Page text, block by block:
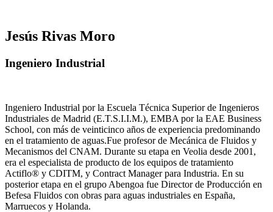
Jesús Rivas Moro
Ingeniero Industrial
Ingeniero Industrial por la Escuela Técnica Superior de Ingenieros
Industriales de Madrid (E.T.S.I.I.M.), EMBA por la EAE Business
School, con más de veinticinco años de experiencia predominando
en el tratamiento de aguas.Fue profesor de Mecánica de Fluidos y
Mecanismos del CNAM. Durante su etapa en Veolia desde 2001,
era el especialista de producto de los equipos de tratamiento
Actiflo® y CDITM, y Contract Manager para Industria. En su
posterior etapa en el grupo Abengoa fue Director de Producción en
Befesa Fluidos con obras para aguas industriales en España,
Marruecos y Holanda.